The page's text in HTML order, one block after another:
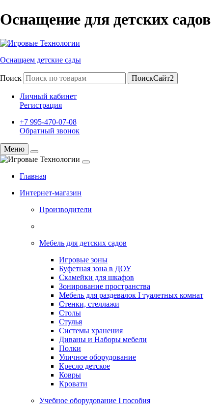
Оснащение для детских садов
Оснащаем детские сады
Поиск ПоискСайт2
Личный кабинет
Регистрация
+7 995-470-07-08
Обратный звонок
Меню
Главная
Интернет-магазин
Производители
Мебель для детских садов
Игровые зоны
Буфетная зона в ДОУ
Скамейки для шкафов
Зонирование пространства
Мебель для раздевалок I туалетных комнат
Стенки, стеллажи
Столы
Стулья
Системы хранения
Диваны и Наборы мебели
Полки
Уличное оборудование
Кресло детское
Ковры
Кровати
Учебное оборудование I пособия